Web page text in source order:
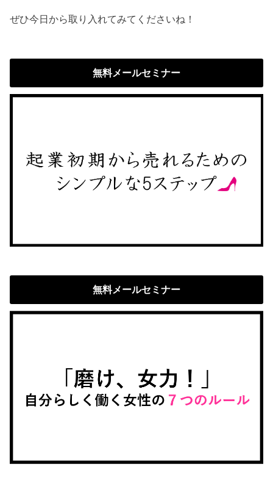
ぜひ今日から取り入れてみてくださいね！
無料メールセミナー
無料メールセミナー